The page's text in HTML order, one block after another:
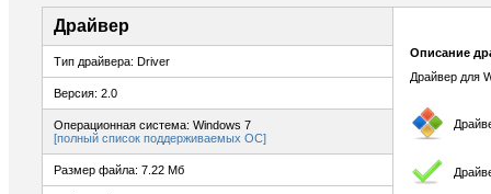
Драйвер
Тип драйвера: Driver
Версия: 2.0
Операционная система: Windows 7
[полный список поддерживаемых ОС]
Размер файла: 7.22 Мб
Описание
Драйвер для